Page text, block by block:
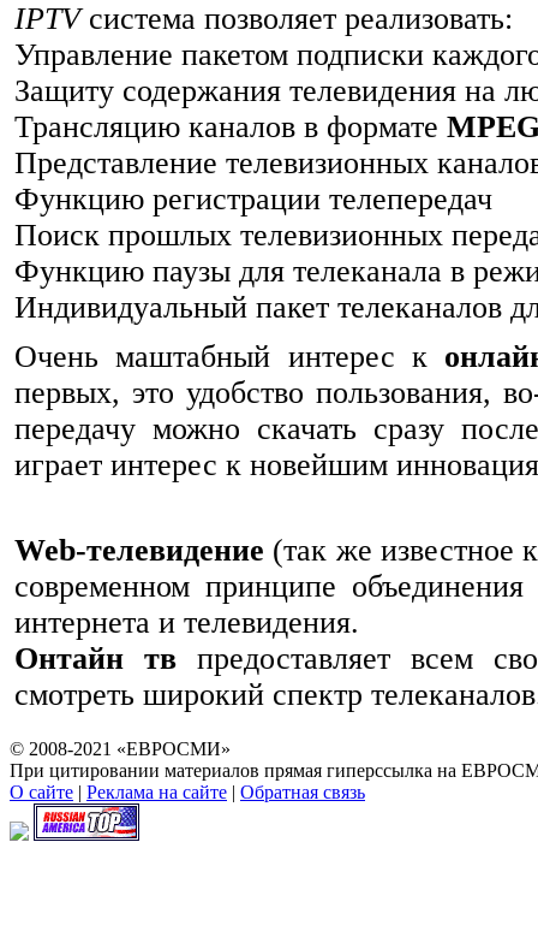
IPTVсистема позволяет реализовать:
Управление пакетом подписки
Защиту содержания телевидения на
Трансляцию каналов в формате
Представление телевизионных
Функцию регистрации телепередач
Поиск прошлых телевизионных
Функцию паузы для телеканала в
Индивидуальный пакет телеканалов
Очень маштабный интерес к
первых, это удобство пользования,
передачу можно скачать сразу
играет интерес к новейшим
Web-телевидение (так же известное
современном принципе
интернета и телевидения.
Онтайн тв предоставляет всем
смотреть широкий спектр
© 2008-2021 «ЕВРОСМИ»
При цитировании материалов прямая гиперссылка на
О сайте | Реклама на сайте | Обратная связь